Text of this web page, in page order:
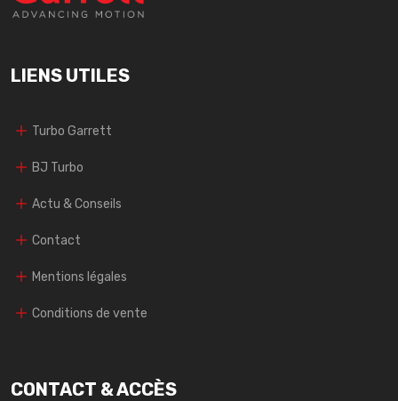
LIENS UTILES
Turbo Garrett
BJ Turbo
Actu & Conseils
Contact
Mentions légales
Conditions de vente
CONTACT & ACCÈS